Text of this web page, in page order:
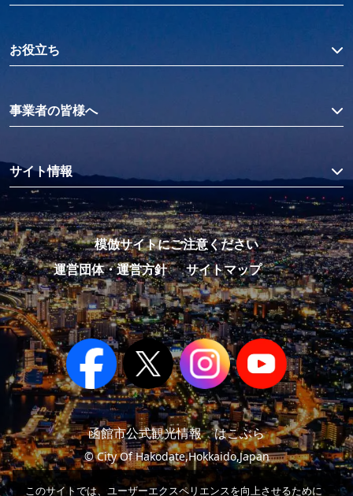
お役立ち
事業者の皆様へ
サイト情報
模倣サイトにご注意ください
運営団体・運営方針
サイトマップ
函館市公式観光情報 はこぶら
© City Of Hakodate,Hokkaido,Japan
このサイトでは、ユーザーエクスペリエンスを向上させるために